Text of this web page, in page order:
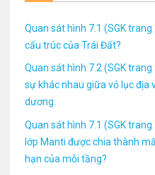
Quan sát hình 7.1 (SGK
cấu trúc của Trái Đất?
Quan sát hình 7.2 (SGK
sự khác nhau giữa vỏ lục địa
dương.
Quan sát hình 7.1 (SGK
lớp Manti được chia thành
hạn của mỗi tầng?